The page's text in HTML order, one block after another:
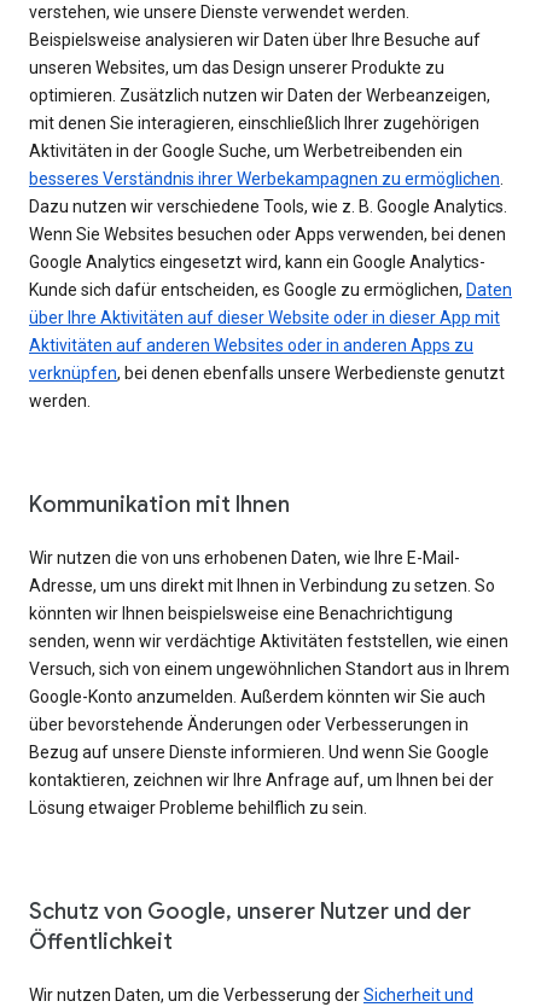
verstehen, wie unsere Dienste verwendet werden.
Beispielsweise analysieren wir Daten über Ihre Besuche auf
unseren Websites, um das Design unserer Produkte zu
optimieren. Zusätzlich nutzen wir Daten der Werbeanzeigen,
mit denen Sie interagieren, einschließlich Ihrer zugehörigen
Aktivitäten in der Google Suche, um Werbetreibenden ein
besseres Verständnis ihrer Werbekampagnen zu ermöglichen
Dazu nutzen wir verschiedene Tools, wie z. B. Google Analytics.
Wenn Sie Websites besuchen oder Apps verwenden, bei denen
Google Analytics eingesetzt wird, kann ein Google Analytics-
Kunde sich dafür entscheiden, es Google zu ermöglichen, Daten
über Ihre Aktivitäten auf dieser Website oder in dieser App mit
Aktivitäten auf anderen Websites oder in anderen Apps zu
verknüpfen, bei denen ebenfalls unsere Werbedienste genutzt
werden.
Kommunikation mit Ihnen
Wir nutzen die von uns erhobenen Daten, wie Ihre E-Mail-
Adresse, um uns direkt mit Ihnen in Verbindung zu setzen. So
könnten wir Ihnen beispielsweise eine Benachrichtigung
senden, wenn wir verdächtige Aktivitäten feststellen, wie einen
Versuch, sich von einem ungewöhnlichen Standort aus in Ihrem
Google-Konto anzumelden. Außerdem könnten wir Sie auch
über bevorstehende Änderungen oder Verbesserungen in
Bezug auf unsere Dienste informieren. Und wenn Sie Google
kontaktieren, zeichnen wir Ihre Anfrage auf, um Ihnen bei der
Lösung etwaiger Probleme behilflich zu sein.
Schutz von Google, unserer Nutzer und der
Öffentlichkeit
Wir nutzen Daten, um die Verbesserung derSicherheit und